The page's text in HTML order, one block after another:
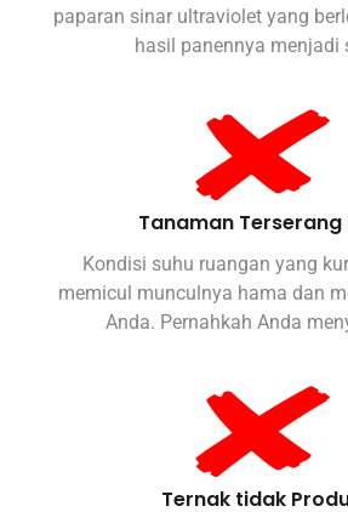
paparan sinar ultraviolet yang
hasil panennya menjadi
Tanaman Terserang
Kondisi suhu ruangan yang
memicul munculnya hama dan
Anda. Pernahkah Anda
Ternak tidak